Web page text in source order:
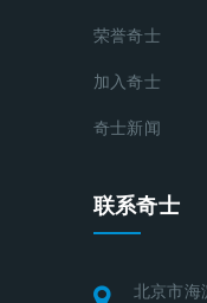
荣誉奇士
加入奇士
奇士新闻
联系奇士
北京市海